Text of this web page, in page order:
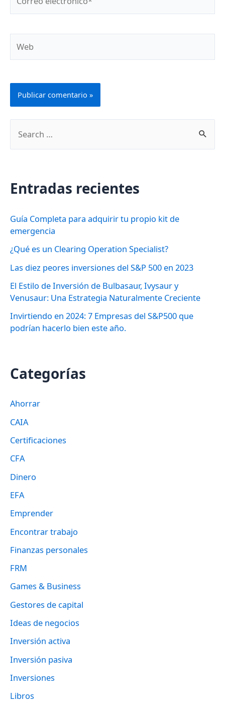
electrónico*
a
p
r
:
Entradas recientes
Guía Completa para adquirir tu propio kit de
emergencia
¿Qué es un Clearing Operation Specialist?
Las diez peores inversiones del S&P 500 en 2023
El Estilo de Inversión de Bulbasaur, Ivysaur y
Venusaur: Una Estrategia Naturalmente Creciente
Invirtiendo en 2024: 7 Empresas del S&P500 que
podrían hacerlo bien este año.
Categorías
Ahorrar
CAIA
Certificaciones
CFA
Dinero
EFA
Emprender
Encontrar trabajo
Finanzas personales
FRM
Games & Business
Gestores de capital
Ideas de negocios
Inversión activa
Inversión pasiva
Inversiones
Libros